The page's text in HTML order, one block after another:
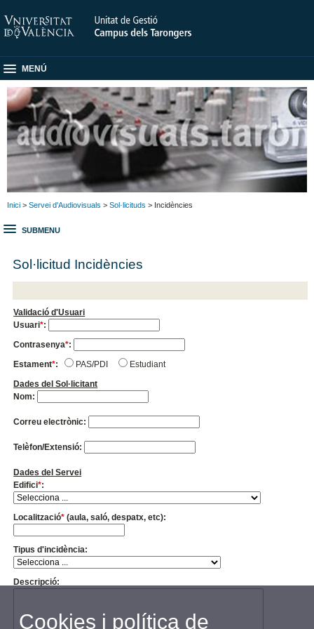
MENÚ
Inici > Servei d'Audiovisuals > Sol·licituds > Incidències
SUBMENU
Sol·licitud Incidències
Validació d'Usuari
Usuari*:
Contrasenya*:
Estament*: PAS/PDI
Estudiant
Dades del Sol·licitant
Nom:
Correu electrònic:
Telèfon/Extensió:
Dades del Servei
Edifici*:
Localització* (aula, saló, despatx, etc):
Tipus d'incidència:
Descripció:
Cookies i política de